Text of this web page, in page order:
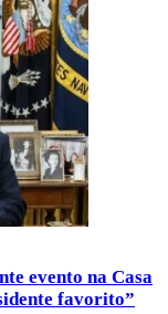
evento na Casa
favorito”